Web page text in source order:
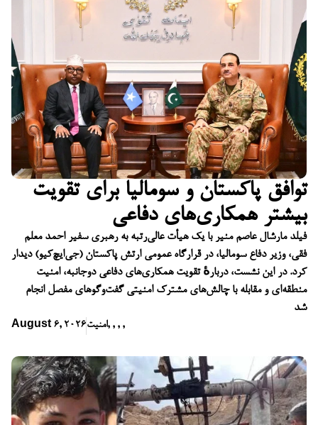
توافق پاکستان و سومالیا برای تقویت
بیشتر همکاری‌های دفاعی
فیلد مارشال عاصم منیر با یک هیأت عالی‌رتبه به رهبری سفیر احمد معلم
فقی، وزیر دفاع سومالیا، در قرارگاه عمومی ارتش پاکستان (جی‌ایچ‌کیو) دیدار
کرد. در این نشست، دربارهٔ تقویت همکاری‌های دفاعی دوجانبه، امنیت
منطقه‌ای و مقابله با چالش‌های مشترک امنیتی گفت‌وگوهای مفصل انجام
شد
August 6, 2026امنیت, , , ,